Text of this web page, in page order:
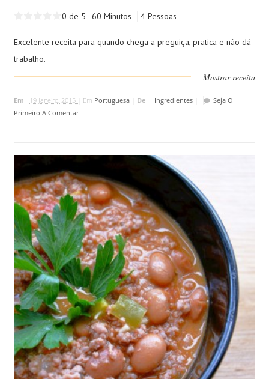
0 de 5 60 Minutos 4 Pessoas
Excelente receita para quando chega a preguiça, pratica e não dá
trabalho.
Mostrar receita
Em 19 Janeiro, 2015 | Em Portuguesa| De Ingredientes|
Seja O
Primeiro A Comentar